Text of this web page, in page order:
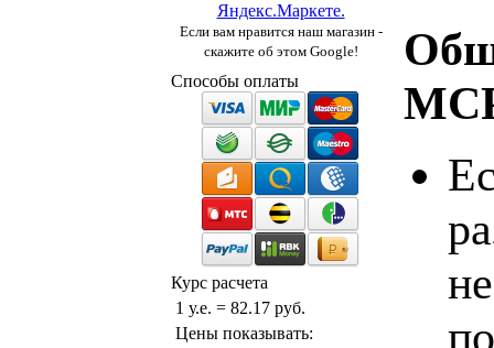
Если вам нравится наш магазин -
скажите об этом Google!
Способы оплаты
Курс расчета
1 у.е. = 82.17 руб.
Цены показывать: